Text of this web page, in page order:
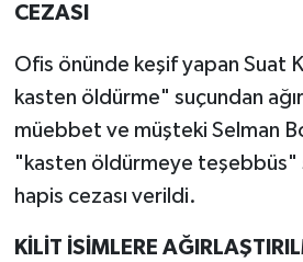
CEZASI
Ofis önünde keşif yapan Suat
kasten öldürme" suçundan
müebbet ve müşteki Selman
"kasten öldürmeye teşebbüs"
hapis cezası verildi.
KİLİT İSİMLERE